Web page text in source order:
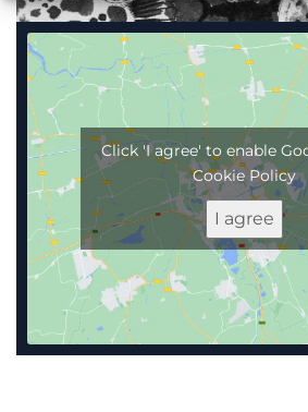
Click 'I agree' to enable
Cookie Policy
I agree